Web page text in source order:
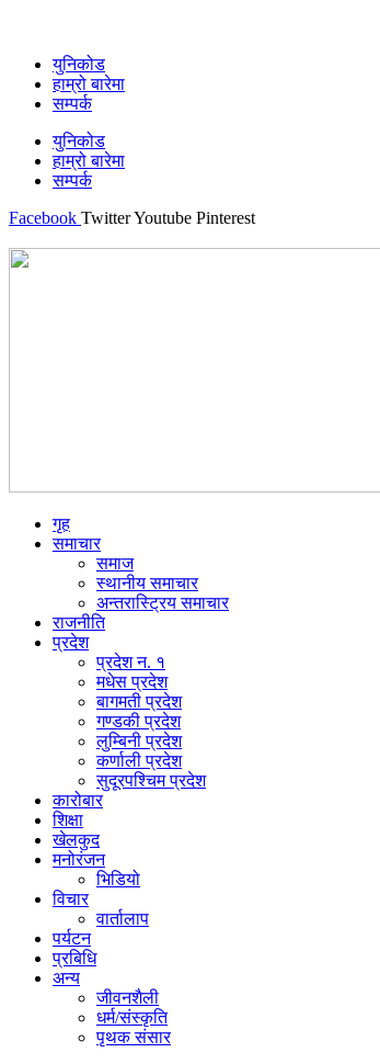
युनिकोड
हाम्रो बारेमा
सम्पर्क
युनिकोड
हाम्रो बारेमा
सम्पर्क
Facebook TwitterYoutube Pinterest
गृह
समाचार
समाज
स्थानीय समाचार
अन्तरास्ट्रिय समाचार
राजनीति
प्रदेश
प्रदेश न. १
मधेस प्रदेश
बागमती प्रदेश
गण्डकी प्रदेश
लुम्बिनी प्रदेश
कर्णाली प्रदेश
सुदूरपश्चिम प्रदेश
कारोबार
शिक्षा
खेलकुद
मनोरंजन
भिडियो
विचार
वार्तालाप
पर्यटन
प्रबिधि
अन्य
जीवनशैली
धर्म/संस्कृति
पृथक संसार